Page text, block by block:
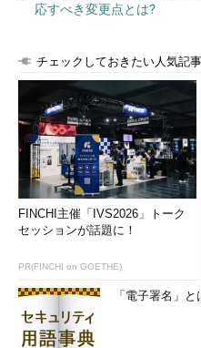
応すべき変更点とは?
チェックしておきたい人気記事
FINCHI主催「IVS2026」トーク
セッションが話題に！
PR(FINCHI on GOETHE)
「電子署名」